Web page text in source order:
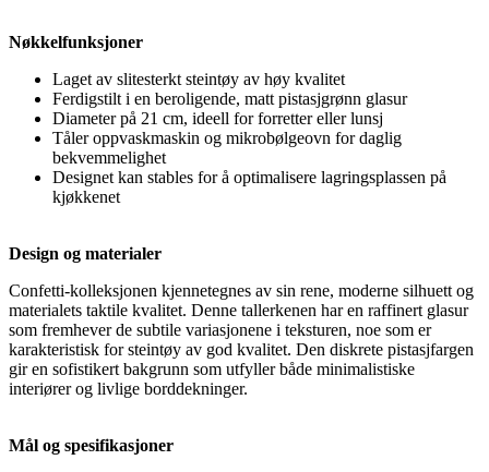
Nøkkelfunksjoner
Laget av slitesterkt steintøy av høy kvalitet
Ferdigstilt i en beroligende, matt pistasjgrønn glasur
Diameter på 21 cm, ideell for forretter eller lunsj
Tåler oppvaskmaskin og mikrobølgeovn for daglig
bekvemmelighet
Designet kan stables for å optimalisere lagringsplassen på
kjøkkenet
Design og materialer
Confetti-kolleksjonen kjennetegnes av sin rene, moderne silhuett og
materialets taktile kvalitet. Denne tallerkenen har en raffinert glasur
som fremhever de subtile variasjonene i teksturen, noe som er
karakteristisk for steintøy av god kvalitet. Den diskrete pistasjfargen
gir en sofistikert bakgrunn som utfyller både minimalistiske
interiører og livlige borddekninger.
Mål og spesifikasjoner